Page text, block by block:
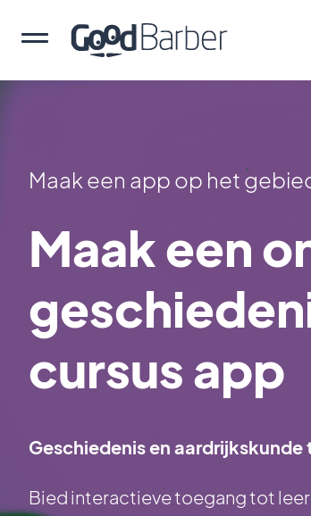
Maak een app op het
Maak een
cursus app
Geschiedenis en
Bied interactieve toegang tot